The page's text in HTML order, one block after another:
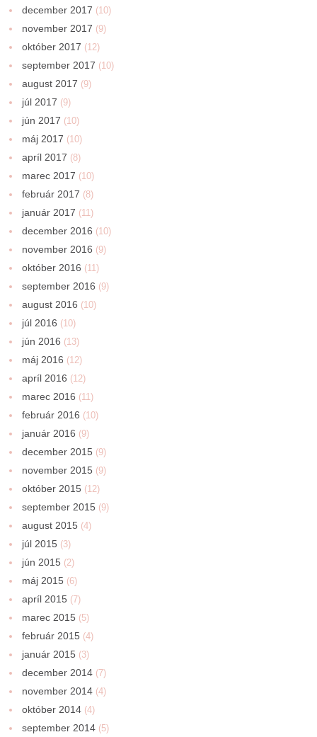
december 2017 (10)
november 2017 (9)
október 2017 (12)
september 2017 (10)
august 2017 (9)
júl 2017 (9)
jún 2017 (10)
máj 2017 (10)
apríl 2017 (8)
marec 2017 (10)
február 2017 (8)
január 2017 (11)
december 2016 (10)
november 2016 (9)
október 2016 (11)
september 2016 (9)
august 2016 (10)
júl 2016 (10)
jún 2016 (13)
máj 2016 (12)
apríl 2016 (12)
marec 2016 (11)
február 2016 (10)
január 2016 (9)
december 2015 (9)
november 2015 (9)
október 2015 (12)
september 2015 (9)
august 2015 (4)
júl 2015 (3)
jún 2015 (2)
máj 2015 (6)
apríl 2015 (7)
marec 2015 (5)
február 2015 (4)
január 2015 (3)
december 2014 (7)
november 2014 (4)
október 2014 (4)
september 2014 (5)